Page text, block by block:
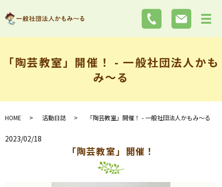
「陶芸教室」開催！ - 一般社団法人かも
み～る
HOME 活動日誌 「陶芸教室」開催！ - 一般社団法人かもみ～る
2023/02/18
「陶芸教室」開催！